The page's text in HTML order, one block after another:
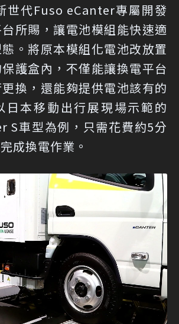
世代Fuso eCanter專屬開發
所賜，讓電池模組能快速適
。將原本模組化電池改放置
護盒內，不僅能讓換電平台
換，還能夠提供電池該有的
日本移動出行展現場示範的
S車型為例，只需花費約5分
成換電作業。